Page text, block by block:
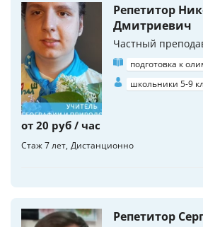
Репетитор
Дмитриевич
Частный
подготовка к
школьники 5-9
от 20 руб / час
Стаж 7 лет Дистанционно
Репетитор